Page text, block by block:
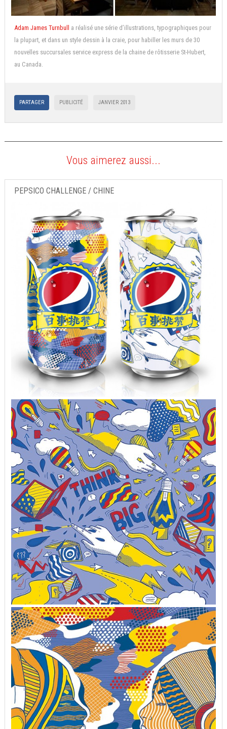
Adam James Turnbull
a réalisé une série d’illustrations, typographiques pour
la plupart, et dans un style dessin à la craie, pour habiller les murs de 30
nouvelles succursales service express de la chaine de rôtisserie St-Hubert,
au Canada.
PARTAGER PUBLICITÉ JANVIER 2013
Vous aimerez aussi...
PEPSICO CHALLENGE / CHINE